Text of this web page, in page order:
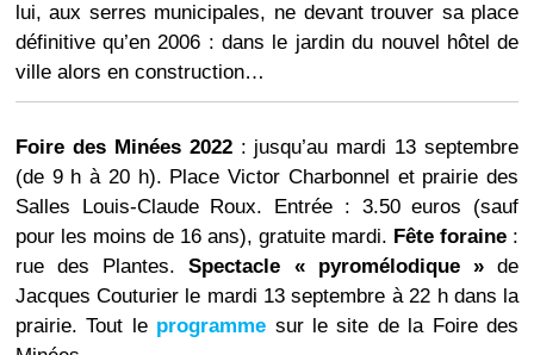
lui, aux serres municipales, ne devant trouver sa place
définitive qu’en 2006 : dans le jardin du nouvel hôtel de
ville alors en construction…
Foire des Minées 2022 : jusqu’au mardi 13 septembre
(de 9 h à 20 h). Place Victor Charbonnel et prairie des
Salles Louis-Claude Roux. Entrée : 3.50 euros (sauf
pour les moins de 16 ans), gratuite mardi. Fête foraine :
rue des Plantes.Spectacle « pyromélodique » de
Jacques Couturier le mardi 13 septembre à 22 h dans la
prairie. Tout le programme sur le site de la Foire des